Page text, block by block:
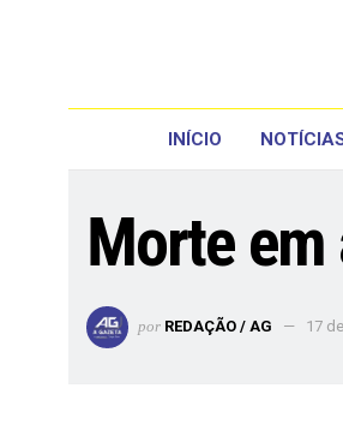
INÍCIO
Morte
por REDAÇÃO / AG 17